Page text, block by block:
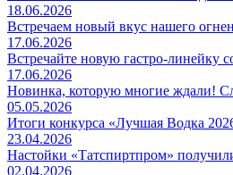
18.06.2026
Встречаем новый вкус нашего
17.06.2026
Встречайте новую гастро-линейку
17.06.2026
Новинка, которую многие ждали!
05.05.2026
Итоги конкурса «Лучшая Водка
23.04.2026
Настойки «Татспиртпром»
02.04.2026